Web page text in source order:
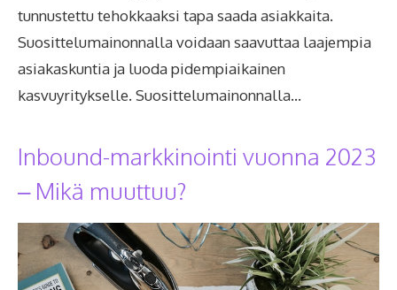
tunnustettu tehokkaaksi tapa saada asiakkaita.
Suosittelumainonnalla voidaan saavuttaa laajempia
asiakaskuntia ja luoda pidempiaikainen
kasvuyritykselle. Suosittelumainonnalla…
Inbound-markkinointi vuonna 2023
– Mikä muuttuu?